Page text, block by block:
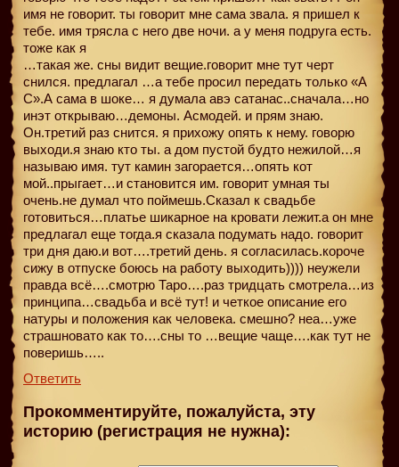
имя не говорит. ты говорит мне сама звала. я пришел к
тебе. имя трясла с него две ночи. а у меня подруга есть.
тоже как я
…такая же. сны видит вещие.говорит мне тут черт
снился. предлагал …а тебе просил передать только «А
С».А сама в шоке… я думала авэ сатанас..сначала…но
инэт открываю…демоны. Асмодей. и прям знаю.
Он.третий раз снится. я прихожу опять к нему. говорю
выходи.я знаю кто ты. а дом пустой будто нежилой…я
называю имя. тут камин загорается…опять кот
мой..прыгает…и становится им. говорит умная ты
очень.не думал что поймешь.Сказал к свадьбе
готовиться…платье шикарное на кровати лежит.а он мне
предлагал еще тогда.я сказала подумать надо. говорит
три дня даю.и вот….третий день. я согласилась.короче
сижу в отпуске боюсь на работу выходить)))) неужели
правда всё….смотрю Таро….раз тридцать смотрела…из
принципа…свадьба и всё тут! и четкое описание его
натуры и положения как человека. смешно? неа…уже
страшновато как то….сны то …вещие чаще….как тут не
поверишь…..
Ответить
Прокомментируйте, пожалуйста, эту
историю (регистрация не нужна):